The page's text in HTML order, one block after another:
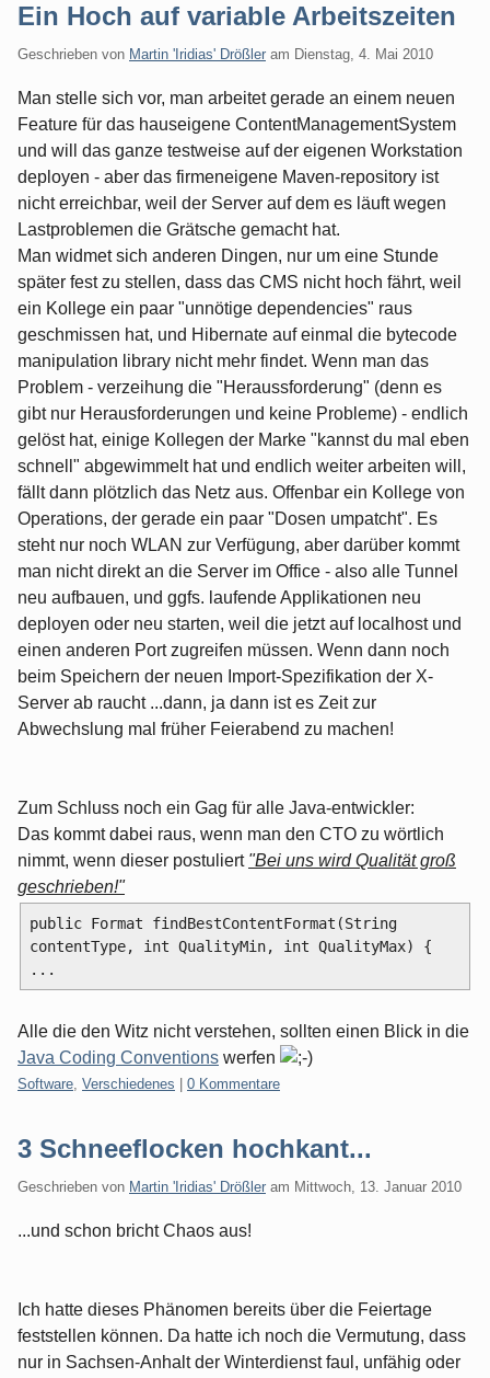
Ein Hoch auf variable Arbeitszeiten
Geschrieben von Martin 'Iridias' Drößler am Dienstag, 4. Mai 2010
Man stelle sich vor, man arbeitet gerade an einem neuen
Feature für das hauseigene ContentManagementSystem
und will das ganze testweise auf der eigenen Workstation
deployen - aber das firmeneigene Maven-repository ist
nicht erreichbar, weil der Server auf dem es läuft wegen
Lastproblemen die Grätsche gemacht hat.
Man widmet sich anderen Dingen, nur um eine Stunde
später fest zu stellen, dass das CMS nicht hoch fährt, weil
ein Kollege ein paar "unnötige dependencies" raus
geschmissen hat, und Hibernate auf einmal die bytecode
manipulation library nicht mehr findet. Wenn man das
Problem - verzeihung die "Heraussforderung" (denn es
gibt nur Herausforderungen und keine Probleme) - endlich
gelöst hat, einige Kollegen der Marke "kannst du mal eben
schnell" abgewimmelt hat und endlich weiter arbeiten will,
fällt dann plötzlich das Netz aus. Offenbar ein Kollege von
Operations, der gerade ein paar "Dosen umpatcht". Es
steht nur noch WLAN zur Verfügung, aber darüber kommt
man nicht direkt an die Server im Office - also alle Tunnel
neu aufbauen, und ggfs. laufende Applikationen neu
deployen oder neu starten, weil die jetzt auf localhost und
einen anderen Port zugreifen müssen. Wenn dann noch
beim Speichern der neuen Import-Spezifikation der X-
Server ab raucht ...dann, ja dann ist es Zeit zur
Abwechslung mal früher Feierabend zu machen!
Zum Schluss noch ein Gag für alle Java-entwickler:
Das kommt dabei raus, wenn man den CTO zu wörtlich
nimmt, wenn dieser postuliert "Bei uns wird Qualität groß
geschrieben!"
public Format findBestContentFormat(String
contentType, int QualityMin, int QualityMax) {
Alle die den Witz nicht verstehen, sollten einen Blick in die
Java Coding Conventions werfen
Kategorien:
Software, Verschiedenes 0 Kommentare
3 Schneeflocken hochkant...
Geschrieben von Martin 'Iridias' Drößler am Mittwoch, 13. Januar 2010
...und schon bricht Chaos aus!
Ich hatte dieses Phänomen bereits über die Feiertage
feststellen können. Da hatte ich noch die Vermutung, dass
nur in Sachsen-Anhalt der Winterdienst faul, unfähig oder